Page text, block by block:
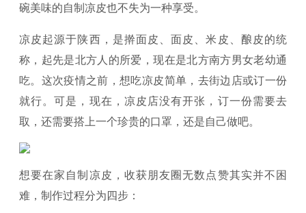
碗美味的自制凉皮也不失为一种享受。
凉皮起源于陕西，是擀面皮、面皮、米皮、酿皮的统
称，起先是北方人的所爱，现在是北方南方男女老幼通
吃。这次疫情之前，想吃凉皮简单，去街边店或订一份
就行。可是，现在，凉皮店没有开张，订一份需要去
取，还需要搭上一个珍贵的口罩，还是自己做吧。
想要在家自制凉皮，收获朋友圈无数点赞其实并不困
难，制作过程分为四步：